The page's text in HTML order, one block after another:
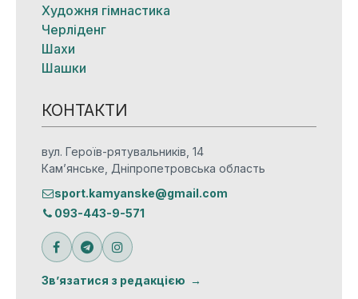
Художня гімнастика
Черліденг
Шахи
Шашки
КОНТАКТИ
вул. Героїв-рятувальників, 14
Кам’янське, Дніпропетровська область
sport.kamyanske@gmail.com
093-443-9-571
Зв’язатися з редакцією